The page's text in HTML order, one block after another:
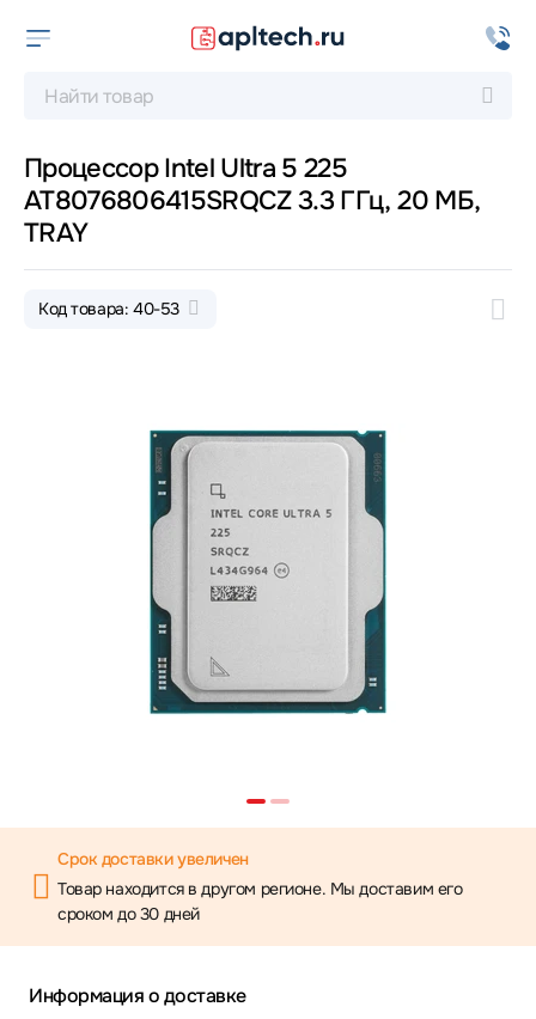
Процессор Intel Ultra 5 225
AT8076806415SRQCZ 3.3 ГГц, 20 МБ,
TRAY
Код товара: 40-53
Срок доставки увеличен
Товар находится в другом регионе. Мы доставим его
сроком до 30 дней
Информация о доставке